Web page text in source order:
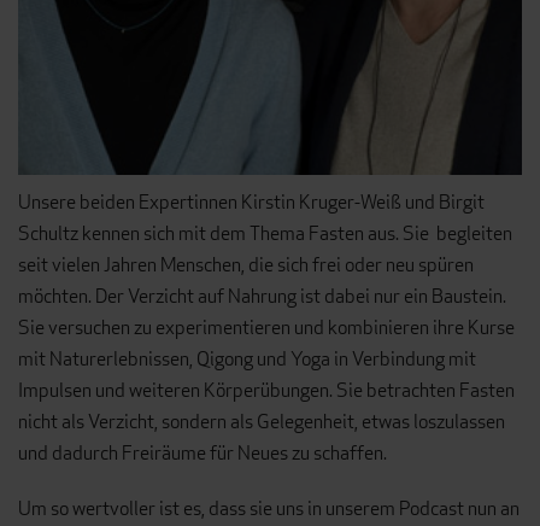
Unsere beiden Expertinnen Kirstin Kruger-Weiß und Birgit
Schultz kennen sich mit dem Thema Fasten aus. Sie begleiten
seit vielen Jahren Menschen, die sich frei oder neu spüren
möchten. Der Verzicht auf Nahrung ist dabei nur ein Baustein.
Sie versuchen zu experimentieren und kombinieren ihre Kurse
mit Naturerlebnissen, Qigong und Yoga in Verbindung mit
Impulsen und weiteren Körperübungen. Sie betrachten Fasten
nicht als Verzicht, sondern als Gelegenheit, etwas loszulassen
und dadurch Freiräume für Neues zu schaffen.
Um so wertvoller ist es, dass sie uns in unserem Podcast nun an